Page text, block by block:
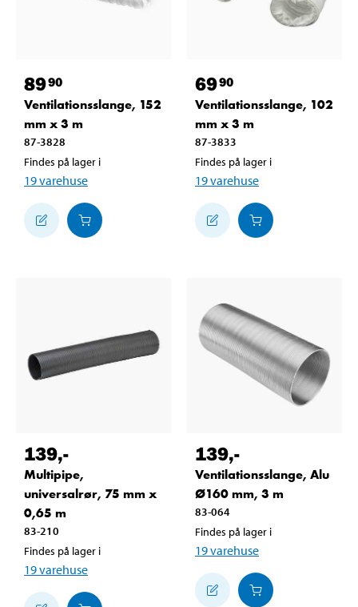
8990
Ventilationsslange, 152
mm x 3 m
87-3828
Findes på lager i
19varehuse
6990
Ventilationsslange, 102
mm x 3 m
87-3833
Findes på lager i
19varehuse
139,-
Multipipe,
universalrør, 75 mm x
0,65 m
83-210
Findes på lager i
19varehuse
139,-
Ventilationsslange, Alu
Ø160 mm, 3 m
83-064
Findes på lager i
19varehuse